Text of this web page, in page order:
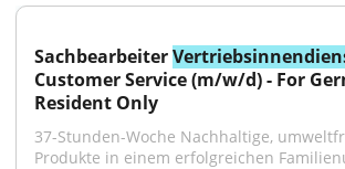
Sachbearbeiter
Customer Service (m/w/d) - For
Resident Only
37-Stunden-Woche Nachhaltige,
Produkte in einem erfolgreichen